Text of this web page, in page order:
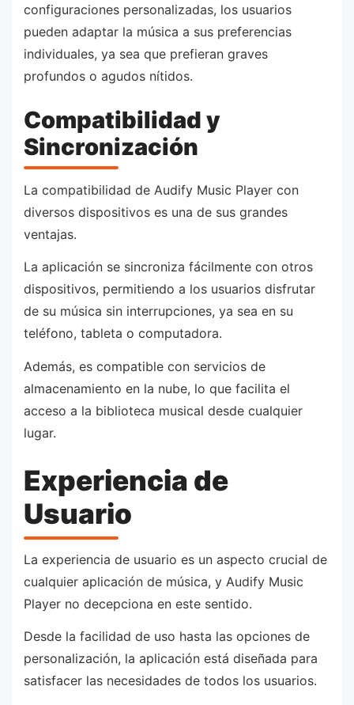
configuraciones personalizadas, los usuarios
pueden adaptar la música a sus preferencias
individuales, ya sea que prefieran graves
profundos o agudos nítidos.
Compatibilidad y
Sincronización
La compatibilidad de Audify Music Player con
diversos dispositivos es una de sus grandes
ventajas.
La aplicación se sincroniza fácilmente con otros
dispositivos, permitiendo a los usuarios disfrutar
de su música sin interrupciones, ya sea en su
teléfono, tableta o computadora.
Además, es compatible con servicios de
almacenamiento en la nube, lo que facilita el
acceso a la biblioteca musical desde cualquier
lugar.
Experiencia de
Usuario
La experiencia de usuario es un aspecto crucial de
cualquier aplicación de música, y Audify Music
Player no decepciona en este sentido.
Desde la facilidad de uso hasta las opciones de
personalización, la aplicación está diseñada para
satisfacer las necesidades de todos los usuarios.